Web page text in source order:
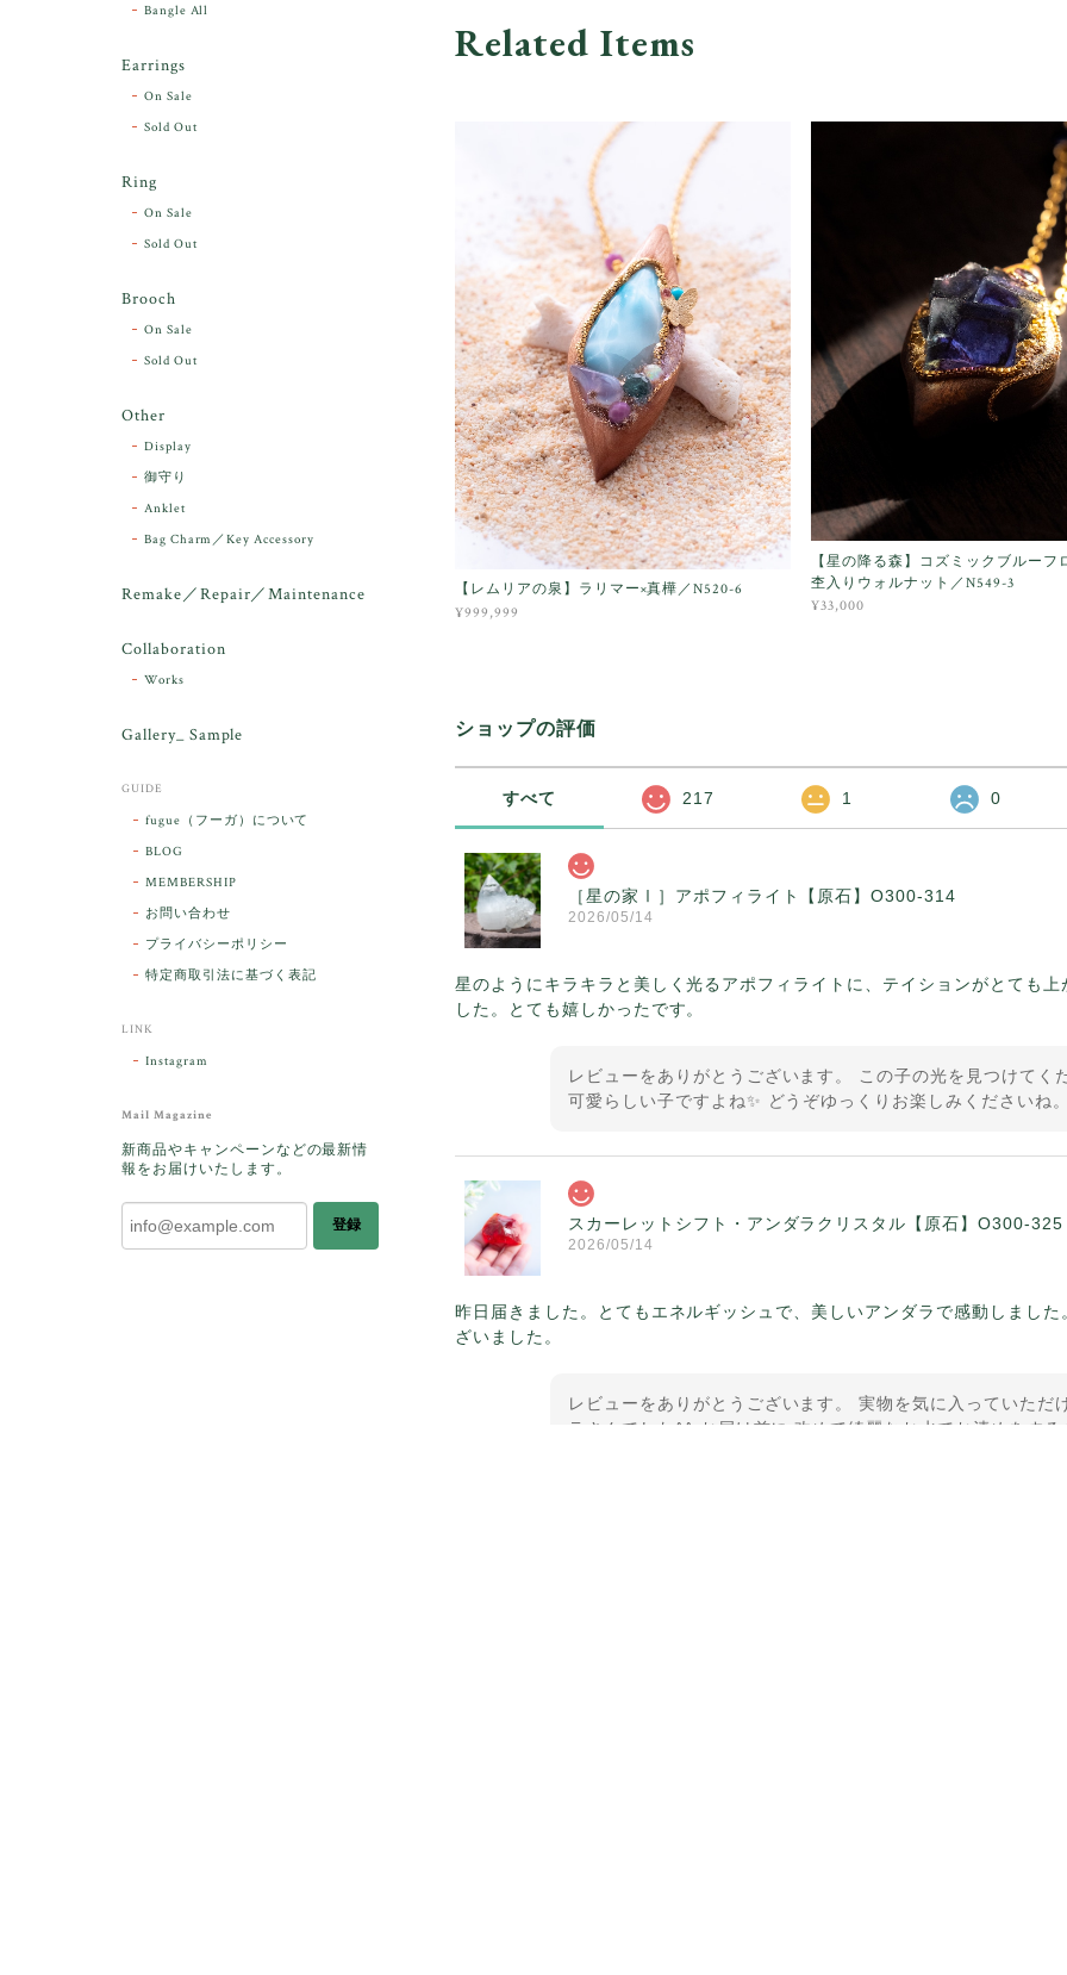
Related Items
【レムリアの泉】ラリマー×真樺／N520-6
¥999,999
【星の降る森】コズミックブルーフ
杢入りウォルナット／N549-3
¥33,000
ショップの評価
すべて 217 1 0
［星の家Ⅰ］アポフィライト【原石】O300-314
2026/05/14
星のようにキラキラと美しく光るアポフィライトに、テイションがとても
した。とても嬉しかったです。
レビューをありがとうございます。 この子の光を見つけて
可愛らしい子ですよね✨ どうぞゆっくりお楽しみくださいね
スカーレットシフト・アンダラクリスタル【原石】O300-325
2026/05/14
昨日届きました。とてもエネルギッシュで、美しいアンダラで感動しまし
ざいました。
レビューをありがとうございます。 実物を気に入っていた
ラさんでした^^ お届け前に 改めて綺麗なお水でお清めをす
Bangle All
Earrings
On Sale
Sold Out
Ring
On Sale
Sold Out
Brooch
On Sale
Sold Out
Other
Display
御守り
Anklet
Bag Charm／Key Accessory
Remake／Repair／Maintenance
Collaboration
Works
Gallery_ Sample
GUIDE
fugue（フーガ）について
BLOG
MEMBERSHIP
お問い合わせ
プライバシーポリシー
特定商取引法に基づく表記
LINK
Instagram
Mail Magazine
新商品やキャンペーンなどの最新情
報をお届けいたします。
登録